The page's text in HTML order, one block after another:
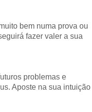
bem numa prova ou
fazer valer a sua
problemas e
Aposte na sua intuição